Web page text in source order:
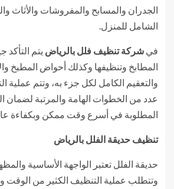
الجدران والمسابح والمفروشات والأثاث
الشامل للمنزل.
في شركة تنظيف فلل بالرياض يتم
المطابخ وتنظيفها وكذلك أحواض المطبخ
والتعقيم الكامل لكل جزء به، وتتم عملية
عدد من الخطوات الهامة والمرتبة لضمان
المطلوبة في أسرع وقت ممكن وبكفاءة
تنظيف حديقة الفلل بالرياض
حديقة الفلل تعتبر الواجهة الأساسية
وتتطلب عملية التنظيف الكثير من الوقت